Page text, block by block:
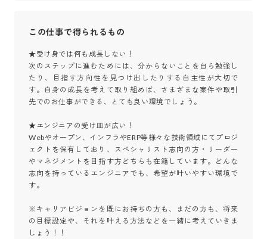
この仕事で得られるもの
★受け身では何も成長しない！
次のステップに進むためには、分からないことを自ら勉強し
たり、目指す方向性を見つけ出したりする自主性が大切で
す。自身の成長を考えて取り組めば、さまざまな案件や取引
先でのお仕事ができる、とても良い環境でしょう。
★エンジニアの受け皿が広い！
Webやオープン、インフラやERP等様々な技術領域にてプロジ
ェクトを保有しており、スペシャリスト志向の方・リーダー
やマネジメントを目指す方どちらも在籍しています。どんな
志向を持っているエンジニアでも、希望が叶いやすい環境で
す。
※キャリアビジョンを既にお持ちの方も、まだの方も、将来
の目標設定や、それを叶える方法などを一緒に考えていきま
しょう！！